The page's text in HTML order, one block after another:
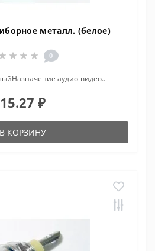
металл. (белое)
0
аудио-видео..
15.27 ₽
В КОРЗИНУ